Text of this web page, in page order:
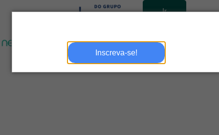
Inscreva-se!
Ir